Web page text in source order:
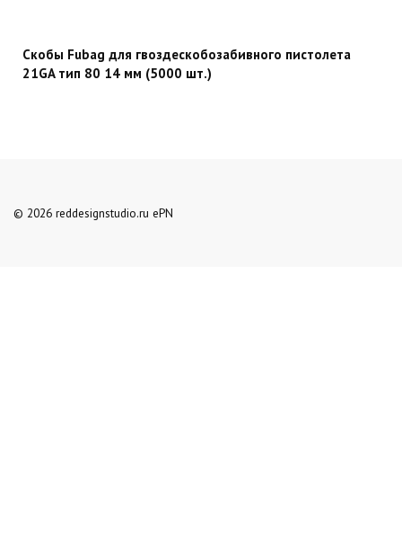
Скобы Fubag для гвоздескобозабивного пистолета
21GA тип 80 14 мм (5000 шт.)
© 2026 reddesignstudio.ru ePN